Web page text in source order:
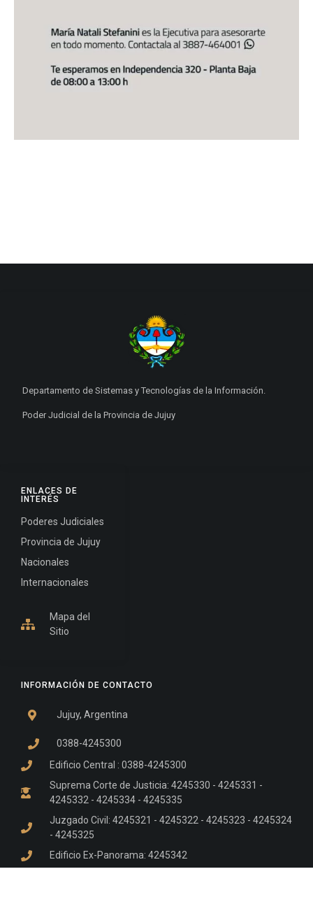
INFORMACIÓN DE CONTACTO
Jujuy, Argentina
0388-4245300
Edificio Central : 0388-4245300
Suprema Corte de Justicia: 4245330 - 4245331 -
4245332 - 4245334 - 4245335
Juzgado Civil: 4245321 - 4245322 - 4245323 - 4245324
- 4245325
Edificio Ex-Panorama: 4245342
ENLACES DE
INTERÉS
Poderes Judiciales
Provincia de Jujuy
Nacionales
Internacionales
Mapa del
Sitio
Departamento de Sistemas y Tecnologías de la Información.
Poder Judicial de la Provincia de Jujuy